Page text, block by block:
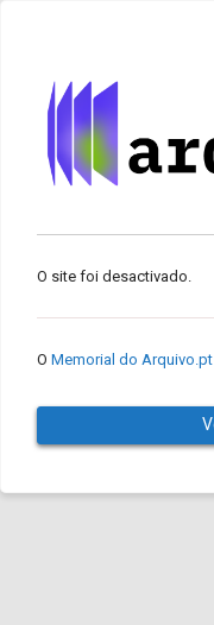
O site foi desactivado.
O Memorial do Arquivo.pt